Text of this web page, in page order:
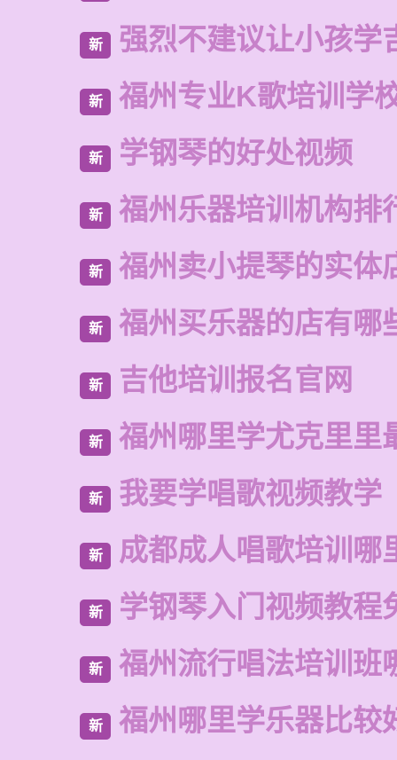
新 强烈不建议让小孩学
新 福州专业K歌培训学
新 学钢琴的好处视频
新 福州乐器培训机构排
新 福州卖小提琴的实体
新 福州买乐器的店有哪
新 吉他培训报名官网
新 福州哪里学尤克里里
新 我要学唱歌视频教学
新 成都成人唱歌培训哪
新 学钢琴入门视频教程
新 福州流行唱法培训班
新 福州哪里学乐器比较